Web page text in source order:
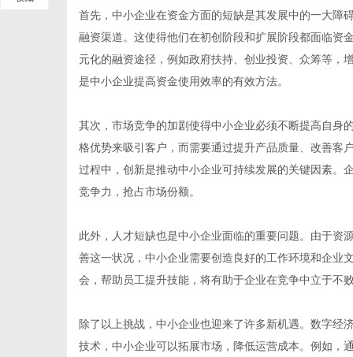
首先，中小企业在资金方面的短缺是其发展中的一大障
融资渠道。这使得他们在初创阶段和扩展阶段都面临资
元化的融资途径，例如政府扶持、创业投资、众筹等，
是中小企业提高资金使用效率的有效方法。
其次，市场竞争的加剧使得中小企业必须不断提高自身
格优势来吸引客户，而需要通过提升产品质量、改善客
过程中，创新是推动中小企业可持续发展的关键因素。
竞争力，抢占市场份额。
此外，人才短缺也是中小企业面临的重要问题。由于资
善这一状况，中小企业需要创造良好的工作环境和企业
会，帮助员工提升技能，将有助于企业在竞争中立于不
除了以上挑战，中小企业也迎来了许多新机遇。数字经
技术，中小企业可以拓展市场，降低运营成本。例如，